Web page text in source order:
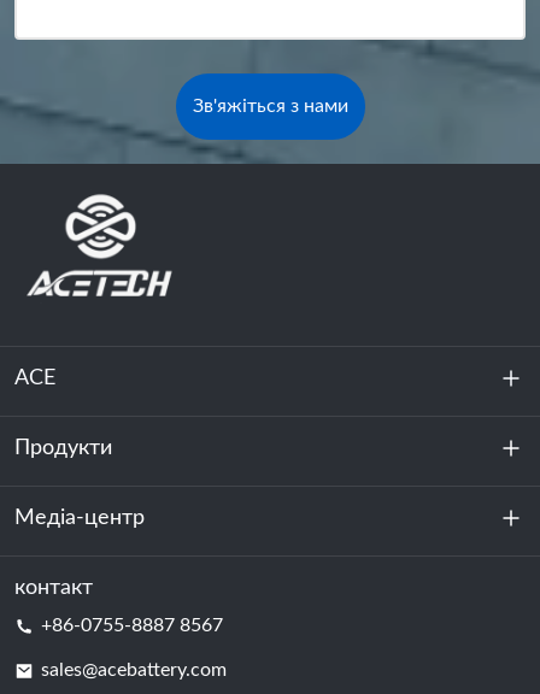
Зв'яжіться з нами
ACE
Про нас
Стійкість
Продукти
Зберігання енергії
Центр обробки даних та серверна кімната
Медіа-центр
Новини
контакт
+86-0755-8887 8567
sales@acebattery.com